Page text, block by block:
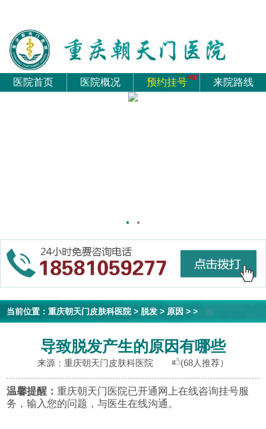
医院首页 医院概况 预约挂号 来院路线
当前位置：重庆朝天门皮肤科医院> 脱发 > 原因 > >
导致脱发产生的原因有哪些
来源：重庆朝天门皮肤科医院 (68人推荐）
温馨提醒：重庆朝天门医院已开通网上在线咨询挂号服
务，输入您的问题，与医生在线沟通。